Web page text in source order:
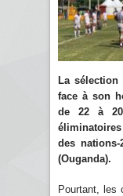
La sélection
face à son
de 22 à
des
(Ouganda).
Pourtant, les